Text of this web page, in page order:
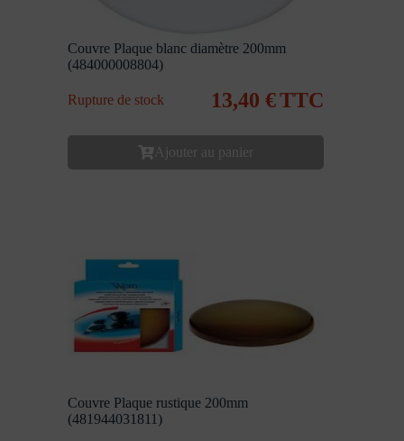
Couvre Plaque blanc diamètre 200mm
(484000008804)
Rupture de stock 13,40 €TTC
Ajouter au panier
Couvre Plaque rustique 200mm
(481944031811)